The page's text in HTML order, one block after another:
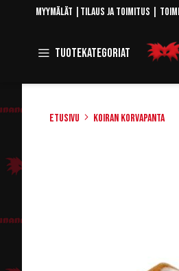
Skip
Myymälät Tilaus ja toimitus |
Tuotekategoriat Toggle
Navigation
Etusivu Koiran korvapanta